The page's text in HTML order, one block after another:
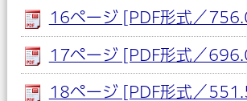
16ページ [PDF形式／
17ページ [PDF形式／
18ページ [PDF形式／